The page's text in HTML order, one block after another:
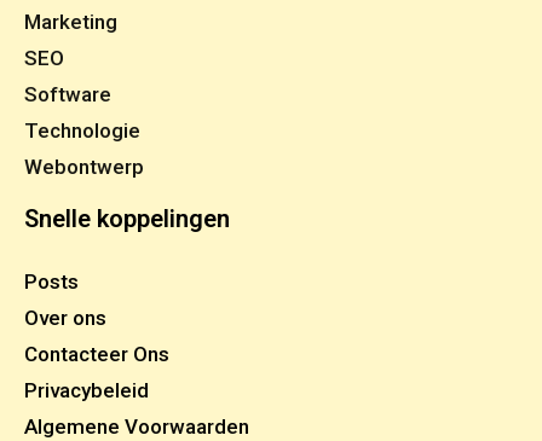
Marketing
SEO
Software
Technologie
Webontwerp
Snelle koppelingen
Posts
Over ons
Contacteer Ons
Privacybeleid
Algemene Voorwaarden